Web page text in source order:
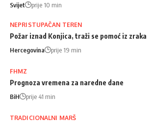
Svijet prije 10 min
NEPRISTUPAČAN TEREN
Požar iznad Konjica, traži se pomoć iz zraka
Hercegovina prije 19 min
FHMZ
Prognoza vremena za naredne dane
BiH prije 41 min
TRADICIONALNI MARŠ